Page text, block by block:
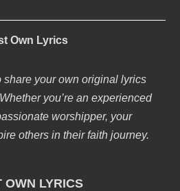
Own Lyrics
share your own original lyrics
you’re an experienced
worshipper, your
others in their faith journey.
OWN LYRICS